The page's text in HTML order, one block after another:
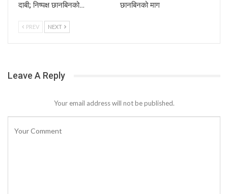
दाबी; निष्पक्ष छानबिनको…
छानबिनको माग
PREV NEXT
Leave A Reply
Your email address will not be published.